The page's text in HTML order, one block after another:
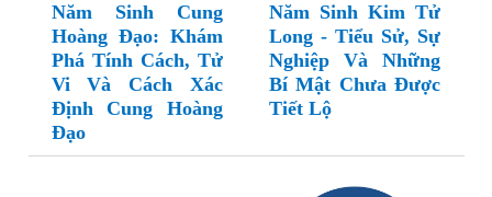
Năm Sinh Cung
Hoàng Đạo: Khám
Phá Tính Cách, Tử
Vi Và Cách Xác
Định Cung Hoàng
Đạo
Năm Sinh Kim Tử
Long - Tiểu Sử, Sự
Nghiệp Và Những
Bí Mật Chưa Được
Tiết Lộ